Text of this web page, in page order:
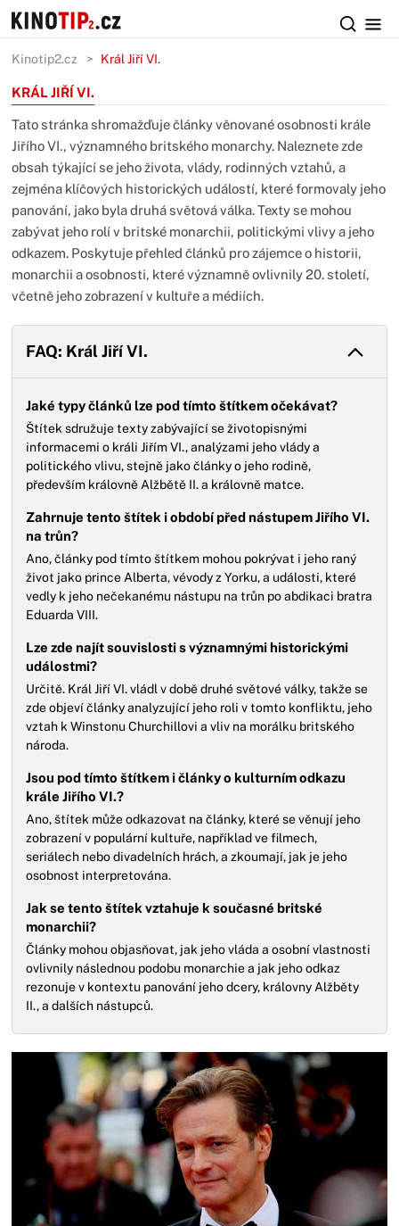
Kinotip2.cz Král Jiří VI.
KRÁL JIŘÍ VI.
Tato stránka shromažďuje články věnované osobnosti krále
Jiřího VI., významného britského monarchy. Naleznete zde
obsah týkající se jeho života, vlády, rodinných vztahů, a
zejména klíčových historických událostí, které formovaly jeho
panování, jako byla druhá světová válka. Texty se mohou
zabývat jeho rolí v britské monarchii, politickými vlivy a jeho
odkazem. Poskytuje přehled článků pro zájemce o historii,
monarchii a osobnosti, které významně ovlivnily 20. století,
včetně jeho zobrazení v kultuře a médiích.
FAQ: Král Jiří VI.
Jaké typy článků lze pod tímto štítkem očekávat?
Štítek sdružuje texty zabývající se životopisnými
informacemi o králi Jiřím VI., analýzami jeho vlády a
politického vlivu, stejně jako články o jeho rodině,
především královně Alžbětě II. a královně matce.
Zahrnuje tento štítek i období před nástupem Jiřího VI.
na trůn?
Ano, články pod tímto štítkem mohou pokrývat i jeho raný
život jako prince Alberta, vévody z Yorku, a události, které
vedly k jeho nečekanému nástupu na trůn po abdikaci bratra
Eduarda VIII.
Lze zde najít souvislosti s významnými historickými
událostmi?
Určitě. Král Jiří VI. vládl v době druhé světové války, takže se
zde objeví články analyzující jeho roli v tomto konfliktu, jeho
vztah k Winstonu Churchillovi a vliv na morálku britského
národa.
Jsou pod tímto štítkem i články o kulturním odkazu
krále Jiřího VI.?
Ano, štítek může odkazovat na články, které se věnují jeho
zobrazení v populární kultuře, například ve filmech,
seriálech nebo divadelních hrách, a zkoumají, jak je jeho
osobnost interpretována.
Jak se tento štítek vztahuje k současné britské
monarchii?
Články mohou objasňovat, jak jeho vláda a osobní vlastnosti
ovlivnily následnou podobu monarchie a jak jeho odkaz
rezonuje v kontextu panování jeho dcery, královny Alžběty
II., a dalších nástupců.